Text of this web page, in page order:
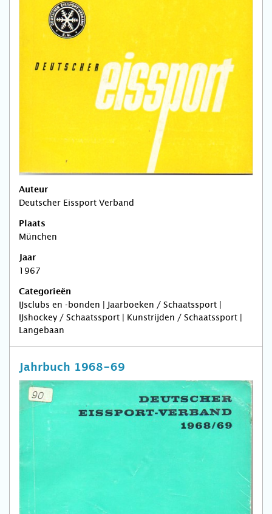
Auteur
Deutscher Eissport Verband
Plaats
München
Jaar
1967
Categorieën
IJsclubs en -bonden | Jaarboeken / Schaatssport |
IJshockey / Schaatssport | Kunstrijden / Schaatssport |
Langebaan
Jahrbuch 1968-69